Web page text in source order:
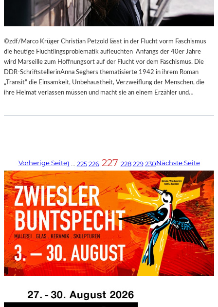
©zdf/Marco Krüger Christian Petzold lässt in der Flucht vorm Faschismus
die heutige Flüchtlingsproblematik aufleuchten Anfangs der 40er Jahre
wird Marseille zum Hoffnungsort auf der Flucht vor dem Faschismus. Die
DDR-SchriftstellerinAnna Seghers thematisierte 1942 in ihrem Roman
„Transit“ die Einsamkeit, Unbehaustheit, Verzweiflung der Menschen, die
ihre Heimat verlassen müssen und macht sie an einem Erzähler und…
Vorherige Seite1 … 225 226 227 228 229 230Nächste Seite